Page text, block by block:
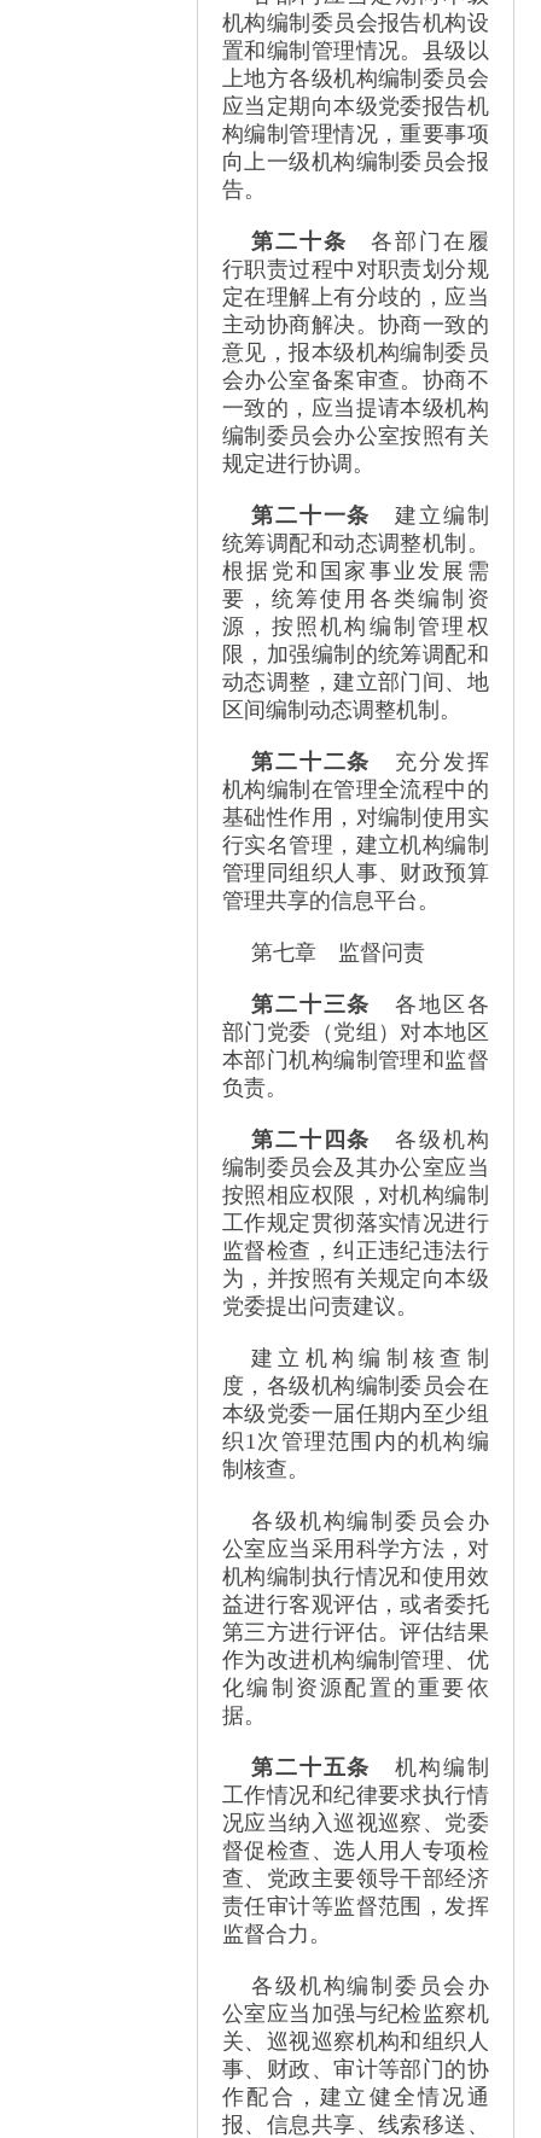
机构编制委员会报告机构设
置和编制管理情况。县级以
上地方各级机构编制委员会
应当定期向本级党委报告机
构编制管理情况，重要事项
向上一级机构编制委员会报
告。
第二十条 各部门在履
行职责过程中对职责划分规
定在理解上有分歧的，应当
主动协商解决。协商一致的
意见，报本级机构编制委员
会办公室备案审查。协商不
一致的，应当提请本级机构
编制委员会办公室按照有关
规定进行协调。
第二十一条
建立编制
统筹调配和动态调整机制。
根据党和国家事业发展需
要，统筹使用各类编制资
源，按照机构编制管理权
限，加强编制的统筹调配和
动态调整，建立部门间、地
区间编制动态调整机制。
第二十二条
充分发挥
机构编制在管理全流程中的
基础性作用，对编制使用实
行实名管理，建立机构编制
管理同组织人事、财政预算
管理共享的信息平台。
第七章 监督问责
第二十三条
各地区各
部门党委（党组）对本地区
本部门机构编制管理和监督
负责。
第二十四条
各级机构
编制委员会及其办公室应当
按照相应权限，对机构编制
工作规定贯彻落实情况进行
监督检查，纠正违纪违法行
为，并按照有关规定向本级
党委提出问责建议。
建立机构编制核查制
度，各级机构编制委员会在
本级党委一届任期内至少组
织1 次管理范围内的机构编
制核查。
各级机构编制委员会办
公室应当采用科学方法，对
机构编制执行情况和使用效
益进行客观评估，或者委托
第三方进行评估。评估结果
作为改进机构编制管理、优
化编制资源配置的重要依
据。
第二十五条
机构编制
工作情况和纪律要求执行情
况应当纳入巡视巡察、党委
督促检查、选人用人专项检
查、党政主要领导干部经济
责任审计等监督范围，发挥
监督合力。
各级机构编制委员会办
公室应当加强与纪检监察机
关、巡视巡察机构和组织人
事、财政、审计等部门的协
作配合，建立健全情况通
报、信息共享、线索移送、